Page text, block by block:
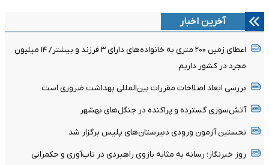
آخرین اخبار
اعطای زمین ۲۰۰ متری به خانواده‌های دارای ۳ فرزند و بیشتر/ ۱۴ میلیون
مجرد در کشور داریم
بررسی ابعاد اصلاحات مقررات بین‌المللی بهداشت ضروری است
آتش‌سوزی گسترده و پراکنده در جنگل‌های بهشهر
نخستین آزمون ورودی دبیرستان‌های پلیس برگزار شد
روز خبرنگار؛ رسانه به مثابه بازوی راهبردی در تاب‌آوری و حکمرانی